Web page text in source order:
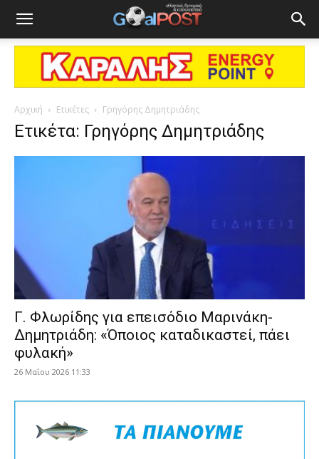
Αρχική Ετικέτες Γρηγόρης Δημητριάδης
Ετικέτα: Γρηγόρης Δημητριάδης
Γ. Φλωρίδης για επεισόδιο Μαρινάκη-
Δημητριάδη: «Όποιος καταδικαστεί, πάει
φυλακή»
26 Μαΐου 2026 11:33